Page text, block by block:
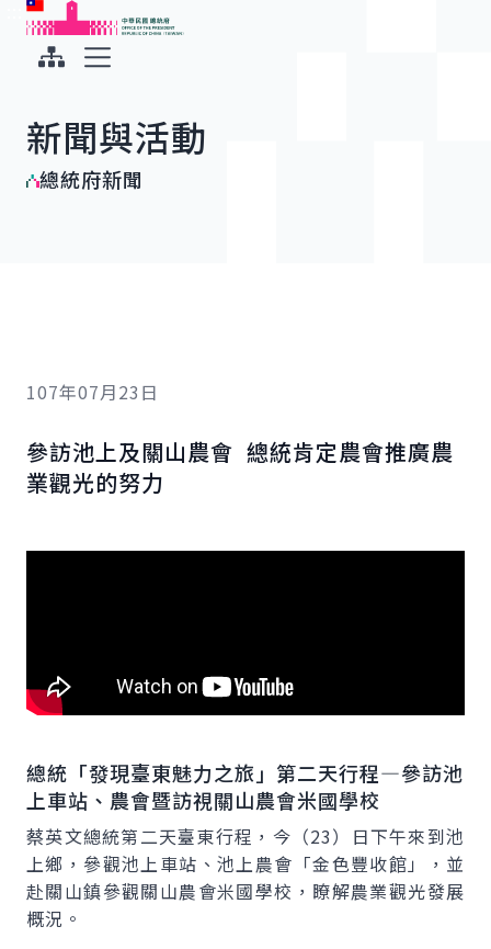
跳到主要內容
中華民國總統府
新聞與活動
總統府新聞
107年07月23日
參訪池上及關山農會 總統肯定農會推廣農
業觀光的努力
總統「發現臺東魅力之旅」第二天行程—參訪池
上車站、農會暨訪視關山農會米國學校
蔡英文總統第二天臺東行程，今（23）日下午來到池
上鄉，參觀池上車站、池上農會「金色豐收館」，並
赴關山鎮參觀關山農會米國學校，瞭解農業觀光發展
概況。